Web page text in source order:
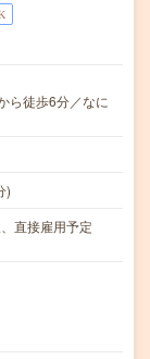
ら徒歩6分／なに
)
、直接雇用予定